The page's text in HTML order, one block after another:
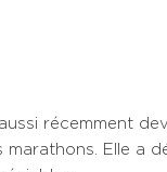
récemment
Elle a